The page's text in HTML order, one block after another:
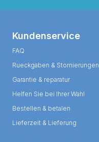
Kundenservice
FAQ
Rueckgaben & Stornierungen
Garantie & reparatur
Helfen Sie bei Ihrer Wahl
Bestellen & betalen
Lieferzeit & Lieferung